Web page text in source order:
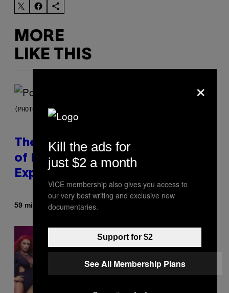
MORE
LIKE THIS
(PHOTO BY JO HALE/GETTY IMAGES)
The Entire Emotional Spectrum
of Having a Sibling Can Be
Explained in Just 4 Pop Songs
59 minutes agoByLauren Boisvert
×
Kill the ads for
just $2 a month
VICE membership also gives you access to
our very best writing and exclusive new
documentaries.
Support for $2
See All Membership Plans